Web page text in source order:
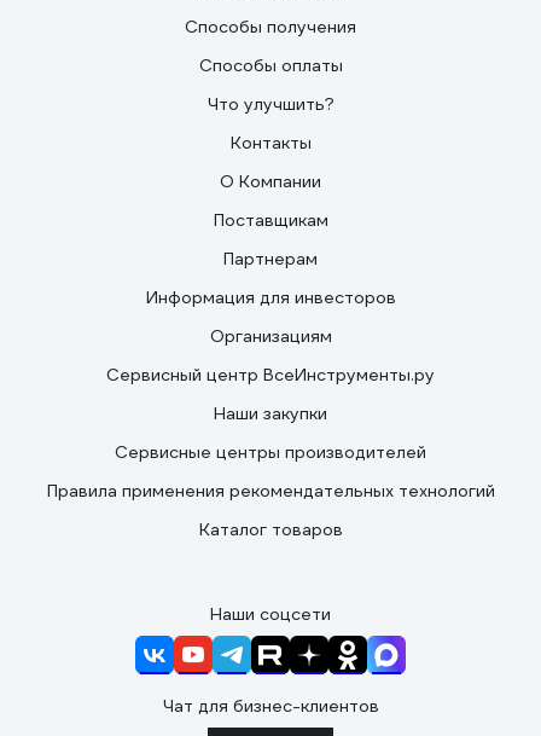
Способы получения
Способы оплаты
Что улучшить?
Контакты
О Компании
Поставщикам
Партнерам
Информация для инвесторов
Организациям
Сервисный центр ВсеИнструменты.ру
Наши закупки
Сервисные центры производителей
Правила применения рекомендательных технологий
Каталог товаров
Наши соцсети
Чат для бизнес-клиентов